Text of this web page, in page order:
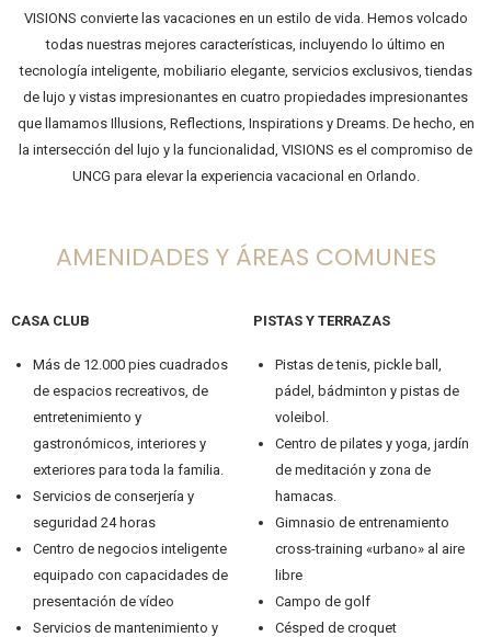
VISIONS convierte las vacaciones en un estilo de vida. Hemos volcado
todas nuestras mejores características, incluyendo lo último en
tecnología inteligente, mobiliario elegante, servicios exclusivos, tiendas
de lujo y vistas impresionantes en cuatro propiedades impresionantes
que llamamos Illusions, Reflections, Inspirations y Dreams. De hecho, en
la intersección del lujo y la funcionalidad, VISIONS es el compromiso de
UNCG para elevar la experiencia vacacional en Orlando.
AMENIDADES Y ÁREAS COMUNES
CASA CLUB
Más de 12.000 pies cuadrados
de espacios recreativos, de
entretenimiento y
gastronómicos, interiores y
exteriores para toda la familia.
Servicios de conserjería y
seguridad 24 horas
Centro de negocios inteligente
equipado con capacidades de
presentación de vídeo
Servicios de mantenimiento y
PISTAS Y TERRAZAS
Pistas de tenis, pickle ball,
pádel, bádminton y pistas de
voleibol.
Centro de pilates y yoga, jardín
de meditación y zona de
hamacas.
Gimnasio de entrenamiento
cross-training «urbano» al aire
libre
Campo de golf
Césped de croquet